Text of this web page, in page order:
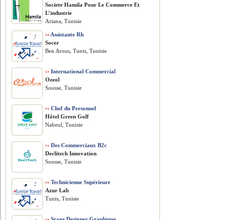
Societe Hamila Pour Le Commerce Et
L’industrie
Ariana, Tunisie
›› Assistante Rh
Socer
Ben Arous, Tunis, Tunisie
›› International Commercial
Ozeol
Sousse, Tunisie
›› Chef du Personnel
Hôtel Green Golf
Nabeul, Tunisie
›› Des Commerciaux B2c
Declitech Innovation
Sousse, Tunisie
›› Technicienne Supérieure
Azur Lab
Tunis, Tunisie